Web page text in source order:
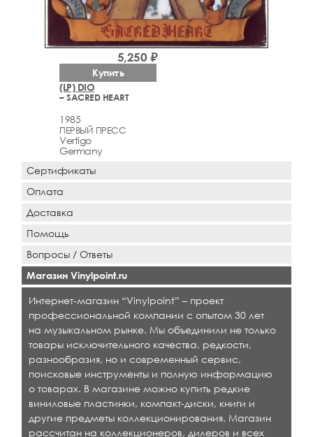
(LP) DIO
– SACRED HEART
1985
ПЕРВЫЙ ПРЕСС
Vertigo
Germany
5,250 ₽
Купить
Сертификаты
Оплата
Доставка
Помощь
Вопросы / Ответы
Магазин Vinylpoint.ru
Интернет-магазин “Vinylpoint” – проект
профессиональной компании с опытом 30 лет
на музыкальном рынке. Мы объединили не только
товары исключительного качества, редкости,
разнообразия, но и современный сервис,
поисковые инструменты и полную информацию
о товарах. В магазине можно купить редкие
виниловые пластинки, компакт-диски, книги и
другие предметы коллекционирования. Магазин
рассчитан на коллекционеров, дилеров и всех